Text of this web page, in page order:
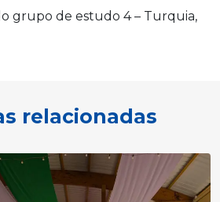
relacionadas